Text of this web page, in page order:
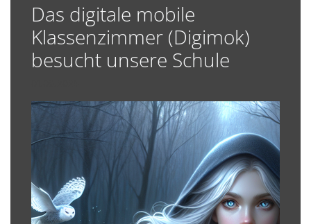
Das digitale mobile
Klassenzimmer (Digimok)
besucht unsere Schule